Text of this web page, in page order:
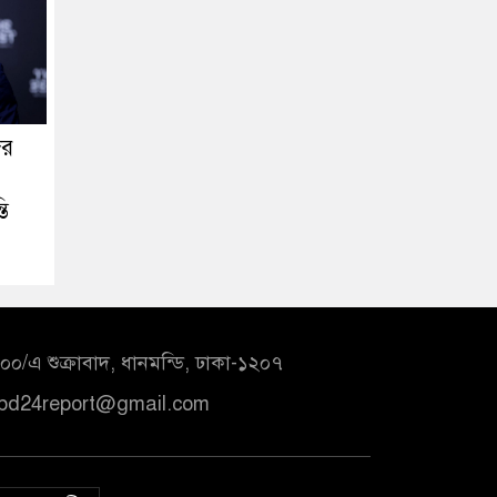
এ শুক্রাবাদ, ধানমন্ডি, ঢাকা-১২০৭